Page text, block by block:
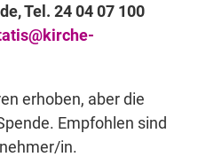
Tel. 24 04 07 100
erhoben, aber die
Empfohlen sind
in.